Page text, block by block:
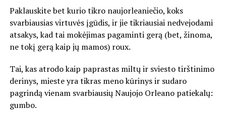
Paklauskite bet kurio tikro naujorleaniečio, koks
svarbiausias virtuvės įgūdis, ir jie tikriausiai nedvejodami
atsakys, kad tai mokėjimas pagaminti gerą (bet, žinoma,
ne tokį gerą kaip jų mamos) roux.
Tai, kas atrodo kaip paprastas miltų ir sviesto tirštinimo
derinys, mieste yra tikras meno kūrinys ir sudaro
pagrindą vienam svarbiausių Naujojo Orleano patiekalų:
gumbo.